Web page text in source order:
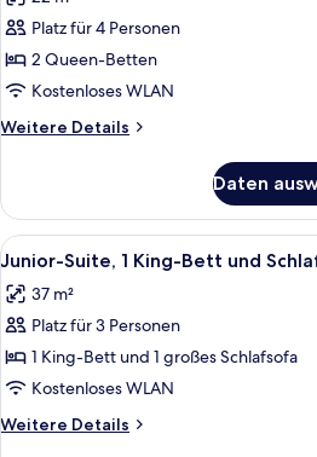
Executive-
Zimmer,
2 Queen-
Betten
(Mobility
In
Shower)
anzeigen
Platz für 4 Personen
2 Queen-Betten
Kostenloses WLAN
Weitere Details
Weitere
Zimmer,
2 Queen-
Betten
Accessible,
Roll-
Shower)
Daten
Alle
Fotos
für
Junior-
Suite,
1 King-
Bett
und
14
Junior-Suite, 1 King-Bett und
37 m²
Platz für 3 Personen
1 King-Bett und 1 großes Schlafsofa
Kostenloses WLAN
Weitere Details
Weitere